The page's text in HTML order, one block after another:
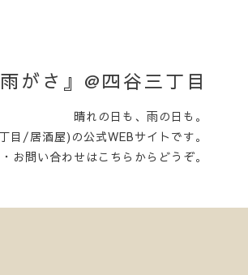
さ』@四谷三丁目
晴れの日も、雨の日も。
目/居酒屋)の公式WEBサイトです。
お問い合わせはこちらからどうぞ。